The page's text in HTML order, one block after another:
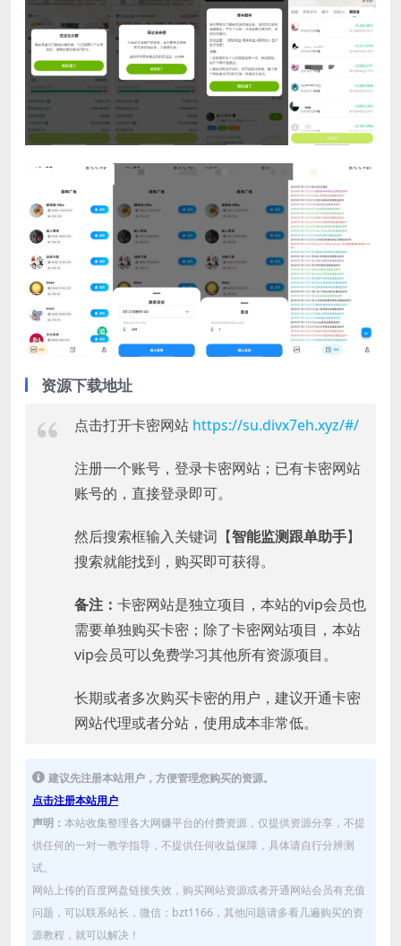
资源下载地址
点击打开卡密网站 https://su.divx7eh.xyz/#/
注册一个账号，登录卡密网站；已有卡密网站
账号的，直接登录即可。
然后搜索框输入关键词【智能监测跟单助手】
搜索就能找到，购买即可获得。
备注： 卡密网站是独立项目，本站的vip会员也
需要单独购买卡密；除了卡密网站项目，本站
vip会员可以免费学习其他所有资源项目。
长期或者多次购买卡密的用户，建议开通卡密
网站代理或者分站，使用成本非常低。
建议先注册本站用户，方便管理您购买的资源。
点击注册本站用户
声明： 本站收集整理各大网赚平台的付费资源，仅提供资源分享，不提
供任何的一对一教学指导，不提供任何收益保障，具体请自行分辨测
试。
网站上传的百度网盘链接失效，购买网站资源或者开通网站会员有充值
问题，可以联系站长，微信：bzt1166，其他问题请多看几遍购买的资
源教程，就可以解决！